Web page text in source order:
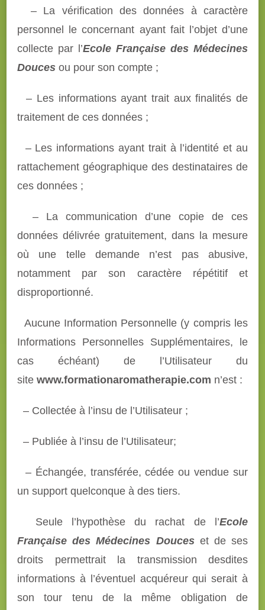
– La vérification des données à caractère
personnel le concernant ayant fait l’objet d’une
collecte par l’Ecole Française des Médecines
Douces ou pour son compte ;
– Les informations ayant trait aux finalités de
traitement de ces données ;
– Les informations ayant trait à l’identité et au
rattachement géographique des destinataires de
ces données ;
– La communication d’une copie de ces
données délivrée gratuitement, dans la mesure
où une telle demande n’est pas abusive,
notamment par son caractère répétitif et
disproportionné.
Aucune Information Personnelle (y compris les
Informations Personnelles Supplémentaires, le
cas échéant) de l’Utilisateur du
site www.formationaromatherapie.com n’est :
– Collectée à l’insu de l’Utilisateur ;
– Publiée à l’insu de l’Utilisateur;
– Échangée, transférée, cédée ou vendue sur
un support quelconque à des tiers.
Seule l’hypothèse du rachat de l’Ecole
Française des Médecines Douces et de ses
droits permettrait la transmission desdites
informations à l’éventuel acquéreur qui serait à
son tour tenu de la même obligation de